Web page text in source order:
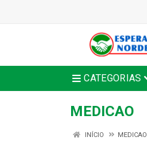
CATEGORIAS
MEDICAO
INÍCIO MEDICAO